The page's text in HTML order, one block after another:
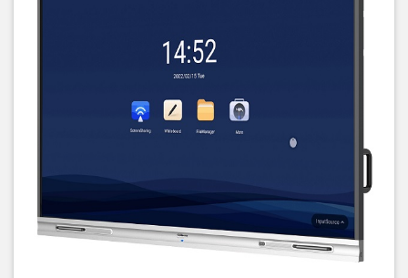
: < 10 ms
Độ phân giải cảm ứng: 32767 × 32767
– Nhà phân phối và cung cấp giải pháp công nghệ uy tín
tại Việt Nam. Chúng tôi chuyên cung cấp đa dạng sản phẩm:
Máy chủ - Server ,Thiết bị mạng,Camera
giám sát,Tổng đài Linh kiện máy tính,
như tivi, tủ lạnh, máy giặt, máy hút ẩm... cùng nhiều thiết bị
cam kết mang đến
sản phẩm chính